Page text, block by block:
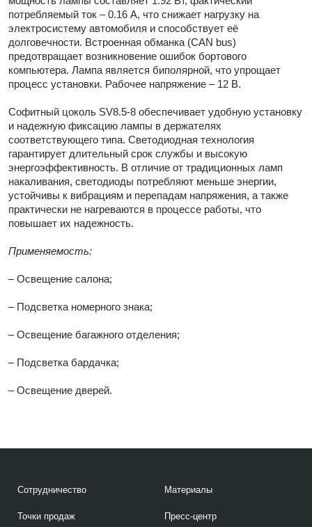
потребляемый ток – 0.16 А, что снижает нагрузку на
электросистему автомобиля и способствует её
долговечности. Встроенная обманка (CAN bus)
предотвращает возникновение ошибок бортового
компьютера. Лампа является биполярной, что упрощает
процесс установки. Рабочее напряжение – 12 В.
Софитный цоколь SV8.5-8 обеспечивает удобную установку
и надежную фиксацию лампы в держателях
соответствующего типа. Светодиодная технология
гарантирует длительный срок службы и высокую
энергоэффективность. В отличие от традиционных ламп
накаливания, светодиоды потребляют меньше энергии,
устойчивы к вибрациям и перепадам напряжения, а также
практически не нагреваются в процессе работы, что
повышает их надежность.
Применяемость:
– Освещение салона;
– Подсветка номерного знака;
– Освещение багажного отделения;
– Подсветка бардачка;
– Освещение дверей.
Сотрудничество
Точки продаж
Материалы
Пресс-центр